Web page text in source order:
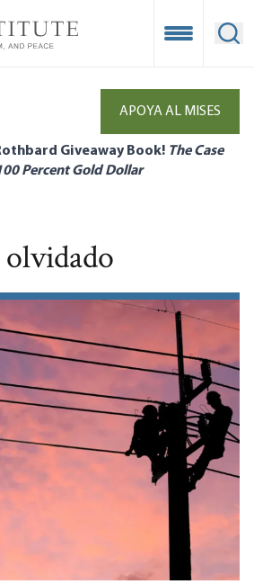
Open
APOYA AL MISES
Giveaway Book! The Case
Percent Gold Dollar